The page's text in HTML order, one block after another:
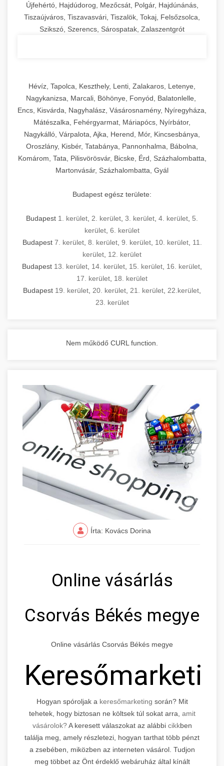
Újfehértó, Hajdúdorog, Mezőcsát, Polgár, Hajdúnánás,
Tiszaújváros, Tiszavasvári, Tiszalök, Tokaj, Felsőzsolca,
Szikszó, Szerencs, Sárospatak, Zalaszentgrót
Hévíz, Tapolca, Keszthely, Lenti, Zalakaros, Letenye,
Nagykanizsa, Marcali, Böhönye, Fonyód, Balatonlelle,
Encs, Kisvárda, Nagyhalász, Vásárosnamény, Nyíregyháza,
Mátészalka, Fehérgyarmat, Máriapócs, Nyírbátor,
Nagykálló, Várpalota, Ajka, Herend, Mór, Kincsesbánya,
Oroszlány, Kisbér, Tatabánya, Pannonhalma, Bábolna,
Komárom, Tata, Pilisvörösvár, Bicske, Érd, Százhalombatta,
Martonvásár, Százhalombatta, Gyál
Budapest egész területe:
Budapest 1. kerület 2. kerület 3. kerület 4. kerület 5.
kerület 6. kerület
Budapest 7. kerület, 8. kerület, 9. kerület, 10. kerület, 11.
kerület 12. kerület
Budapest 13. kerület 14. kerület 15. kerület 16. kerület
17. kerület 18. kerület
Budapest 19. kerület 20. kerület 21. kerület 22.kerület
23. kerület
Nem működő CURL function.
Írta: Kovács Dorina
Online vásárlás
Csorvás Békés megye
Online vásárlás Csorvás Békés megye
Hogyan spóroljak a keresőmarketing során? Mit
tehetek, hogy biztosan ne költsek túl sokat arra, amit
vásárolok?A keresett válaszokat az alábbi cikkben
találja meg, amely részletezi, hogyan tarthat több pénzt
a zsebében, miközben az interneten vásárol. Tudjon
meg többet az Önt érdeklő webáruház által kínált